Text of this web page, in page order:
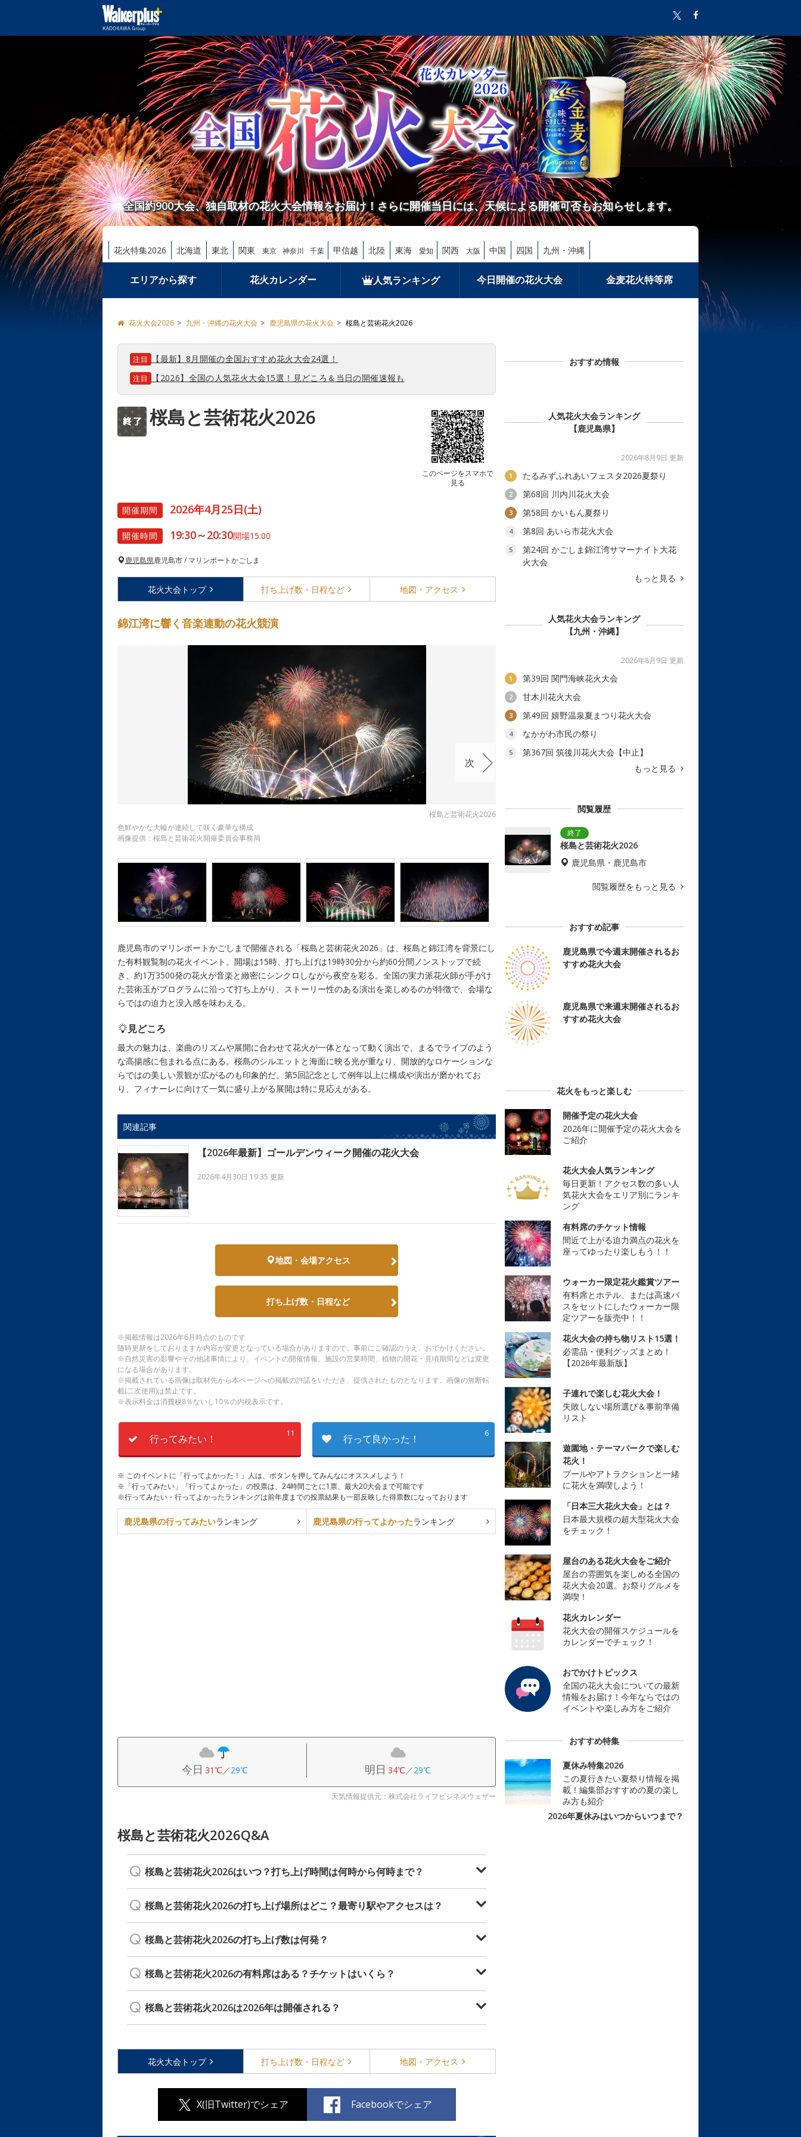
全国約900大会、独自取材の花火大会情報をお届け！さらに開催当日には、天候による開催可否もお知らせします。
花火特集2026 北海道 東北 関東 東京 神奈川 千葉 甲信越 北陸 東海 愛知 関西 大阪 中国 四国 九州・沖縄
エリアから探す 花火カレンダー 人気ランキング 今日開催の花火大会 金麦花火特等席
花火大会2026 九州・沖縄の花火大会 鹿児島県の花火大会 桜島と芸術花火2026
注目 【最新】8月開催の全国おすすめ花火大会24選！
注目 【2026】全国の人気花火大会15選！見どころ＆当日の開催速報も
桜島と芸術花火2026
このページをスマホで
見る
開催期間 2026年4月25日(土)
開催時間 19:30～20:30開場15:00
鹿児島県鹿児島市 / マリンポートかごしま
花火大会 トップ 打ち上げ数・ 日程など 地図・ アクセス
錦江湾に響く音楽連動の花火競演
桜島と芸術花火2026
色鮮やかな大輪が連続して咲く豪華な構成
画像提供：桜島と芸術花火開催委員会事務局
次
鹿児島市のマリンポートかごしまで開催される「桜島と芸術花火2026」は、桜島と錦江湾を背景にし
た有料観覧制の花火イベント。開場は15時、打ち上げは19時30分から約60分間ノンストップで続
き、約1万3500発の花火が音楽と緻密にシンクロしながら夜空を彩る。全国の実力派花火師が手がけ
た芸術玉がプログラムに沿って打ち上がり、ストーリー性のある演出を楽しめるのが特徴で、会場な
らではの迫力と没入感を味わえる。
見どころ
最大の魅力は、楽曲のリズムや展開に合わせて花火が一体となって動く演出で、まるでライブのよう
な高揚感に包まれる点にある。桜島のシルエットと海面に映る光が重なり、開放的なロケーションな
らではの美しい景観が広がるのも印象的だ。第5回記念として例年以上に構成や演出が磨かれてお
り、フィナーレに向けて一気に盛り上がる展開は特に見応えがある。
関連記事
【2026年最新】ゴールデンウィーク開催の花火大会
2026年4月30日 19:35 更新
地図・会場アクセス
打ち上げ数・日程など
※掲載情報は2026年6月時点のものです
随時更新をしておりますが内容が変更となっている場合がありますので、事前にご確認のうえ、おでかけください。
※自然災害の影響やその他諸事情により、イベントの開催情報、施設の営業時間、植物の開花・見頃期間などは変更
になる場合があります。
※掲載されている画像は取材先から本ページへの掲載の許諾をいただき、提供されたものとなります。画像の無断転
載(二次使用)は禁止です。
※表示料金は消費税8％ないし10％の内税表示です。
11
行ってみたい！ 6
行って良かった！
※ このイベントに「行ってよかった！」人は、ボタンを押してみんなにオススメしよう！
※「行ってみたい」「行ってよかった」の投票は、24時間ごとに1票、最大20大会まで可能です
※行ってみたい・行ってよかったランキングは前年度までの投票結果も一部反映した得票数になっております
鹿児島県の行ってみたいランキング 鹿児島県の行ってよかったランキング
今日 31℃／29℃ 明日 34℃／29℃
天気情報提供元：株式会社ライフビジネスウェザー
桜島と芸術花火2026Q&A
桜島と芸術花火2026はいつ？打ち上げ時間は何時から何時まで？
桜島と芸術花火2026の打ち上げ場所はどこ？最寄り駅やアクセスは？
桜島と芸術花火2026の打ち上げ数は何発？
桜島と芸術花火2026の有料席はある？チケットはいくら？
桜島と芸術花火2026は2026年は開催される？
花火大会 トップ 打ち上げ数・ 日程など 地図・ アクセス
X(旧Twitter)でシェア Facebookでシェア
おすすめ情報
人気花火大会ランキング
【鹿児島県】
2026年8月9日 更新
1 たるみずふれあいフェスタ2026夏祭り
2 第68回 川内川花火大会
3 第58回 かいもん夏祭り
4 第8回 あいら市花火大会
5
第24回 かごしま錦江湾サマーナイト大花
火大会
もっと見る
人気花火大会ランキング
【九州・沖縄】
2026年8月9日 更新
1 第39回 関門海峡花火大会
2 甘木川花火大会
3 第49回 嬉野温泉夏まつり花火大会
4 なかがわ市民の祭り
5
第367回 筑後川花火大会【中止】
もっと見る
閲覧履歴
桜島と芸術花火2026
鹿児島県・鹿児島市
閲覧履歴をもっと見る
おすすめ記事
鹿児島県で今週末開催されるお
すすめ花火大会
鹿児島県で来週末開催されるお
すすめ花火大会
花火をもっと楽しむ
開催予定の花火大会
2026年に開催予定の花火大会を
ご紹介
花火大会人気ランキング
毎日更新！アクセス数の多い人
気花火大会をエリア別にランキ
ング
有料席のチケット情報
間近で上がる迫力満点の花火を
座ってゆったり楽しもう！！
ウォーカー限定花火鑑賞ツアー
有料席とホテル、または高速バ
スをセットにしたウォーカー限
定ツアーを販売中！！
花火大会の持ち物リスト15選！
必需品・便利グッズまとめ！
【2026年最新版】
子連れで楽しむ花火大会！
失敗しない場所選び＆事前準備
リスト
遊園地・テーマパークで楽しむ
花火！
プールやアトラクションと一緒
に花火を満喫しよう！
「日本三大花火大会」とは？
日本最大規模の超大型花火大会
をチェック！
屋台のある花火大会をご紹介
屋台の雰囲気を楽しめる全国の
花火大会20選。お祭りグルメを
満喫！
花火カレンダー
花火大会の開催スケジュールを
カレンダーでチェック！
おでかけトピックス
全国の花火大会についての最新
情報をお届け！今年ならではの
イベントや楽しみ方をご紹介
おすすめ特集
夏休み特集2026
この夏行きたい夏祭り情報を掲
載！編集部おすすめの夏の楽し
み方も紹介
2026年夏休みはいつからいつまで？